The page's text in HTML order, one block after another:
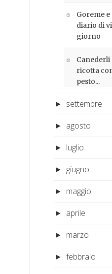
Goreme e
diario di
giorno
Canederli
ricotta
pesto...
► settembre
► agosto
► luglio
► giugno
► maggio
► aprile
► marzo
►febbraio